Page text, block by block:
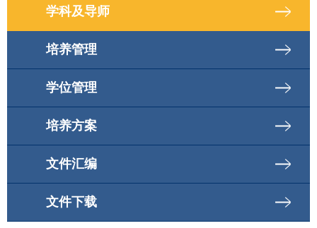
学科及导师
培养管理
学位管理
培养方案
文件汇编
文件下载